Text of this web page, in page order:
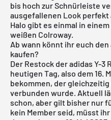
bis hoch zur Schnürleiste
ausgefallenen Look perfekt
Halo gibt es einmal in
weißen Colroway.
Ab wann könnt ihr euch
kaufen?
Der Restock der adidas Y-3
heutigen Tag, also dem 16.
bekommen, der
verbunden wurde. Aktuell
schon, aber gilt bisher nur
kein Member seid, müsst